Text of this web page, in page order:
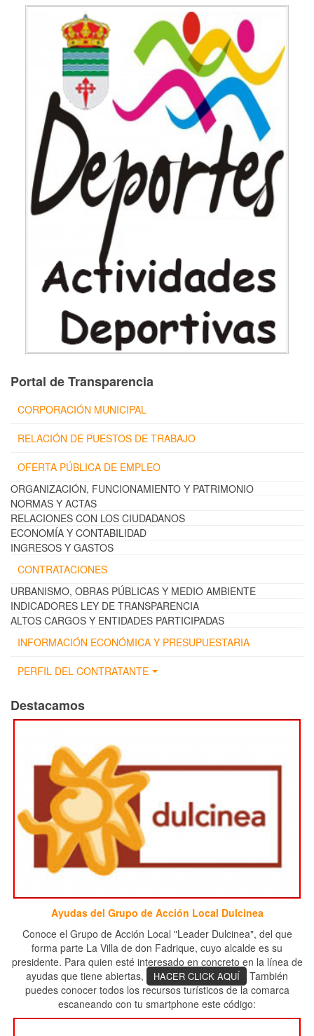
Portal de Transparencia
CORPORACIÓN MUNICIPAL
RELACIÓN DE PUESTOS DE TRABAJO
OFERTA PÚBLICA DE EMPLEO
ORGANIZACIÓN, FUNCIONAMIENTO Y PATRIMONIO
NORMAS Y ACTAS
RELACIONES CON LOS CIUDADANOS
ECONOMÍA Y CONTABILIDAD
INGRESOS Y GASTOS
CONTRATACIONES
URBANISMO, OBRAS PÚBLICAS Y MEDIO AMBIENTE
INDICADORES LEY DE TRANSPARENCIA
ALTOS CARGOS Y ENTIDADES PARTICIPADAS
INFORMACIÓN ECONÓMICA Y PRESUPUESTARIA
PERFIL DEL CONTRATANTE
Destacamos
Ayudas del Grupo de Acción Local Dulcinea
Conoce el Grupo de Acción Local "Leader Dulcinea", del que
forma parte La Villa de don Fadrique, cuyo alcalde es su
presidente. Para quien esté interesado en concreto en la línea de
ayudas que tiene abiertas,
HACER CLICK AQUÍ
También
puedes conocer todos los recursos turísticos de la comarca
escaneando con tu smartphone este código: